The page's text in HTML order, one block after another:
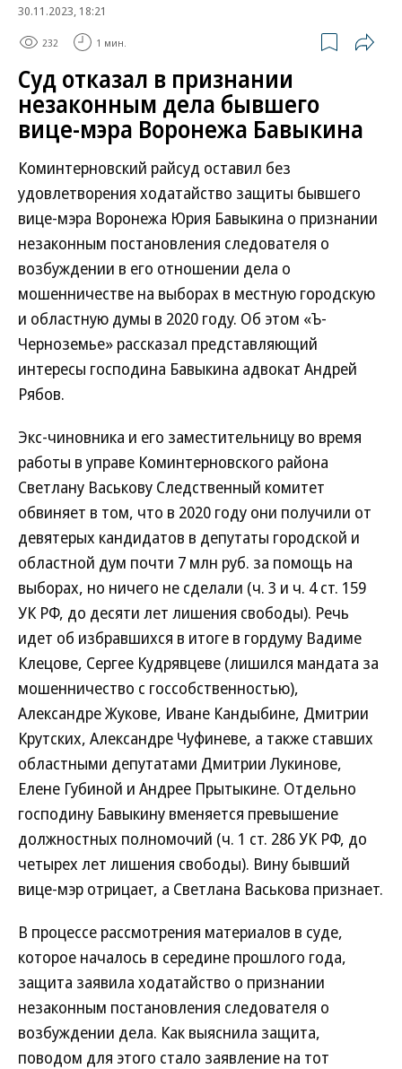
30.11.2023, 18:21
232 1 мин.
Суд отказал в признании
незаконным дела бывшего
вице-мэра Воронежа Бавыкина
Коминтерновский райсуд оставил без
удовлетворения ходатайство защиты бывшего
вице-мэра Воронежа Юрия Бавыкина о признании
незаконным постановления следователя о
возбуждении в его отношении дела о
мошенничестве на выборах в местную городскую
и областную думы в 2020 году. Об этом «Ъ-
Черноземье» рассказал представляющий
интересы господина Бавыкина адвокат Андрей
Рябов.
Экс-чиновника и его заместительницу во время
работы в управе Коминтерновского района
Светлану Васькову Следственный комитет
обвиняет в том, что в 2020 году они получили от
девятерых кандидатов в депутаты городской и
областной дум почти 7 млн руб. за помощь на
выборах, но ничего не сделали (ч. 3 и ч. 4 ст. 159
УК РФ, до десяти лет лишения свободы). Речь
идет об избравшихся в итоге в гордуму Вадиме
Клецове, Сергее Кудрявцеве (лишился мандата за
мошенничество с госсобственностью),
Александре Жукове, Иване Кандыбине, Дмитрии
Крутских, Александре Чуфиневе, а также ставших
областными депутатами Дмитрии Лукинове,
Елене Губиной и Андрее Прытыкине. Отдельно
господину Бавыкину вменяется превышение
должностных полномочий (ч. 1 ст. 286 УК РФ, до
четырех лет лишения свободы). Вину бывший
вице-мэр отрицает, а Светлана Васькова признает.
В процессе рассмотрения материалов в суде,
которое началось в середине прошлого года,
защита заявила ходатайство о признании
незаконным постановления следователя о
возбуждении дела. Как выяснила защита,
поводом для этого стало заявление на тот